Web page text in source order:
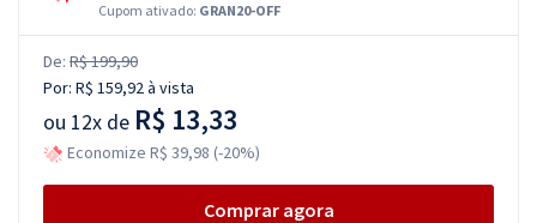
Cupom ativado: GRAN20-OFF
De: R$ 199,90
Por: R$ 159,92à vista
ou 12x de R$ 13,33
Economize R$ 39,98 (-20%)
Comprar agora